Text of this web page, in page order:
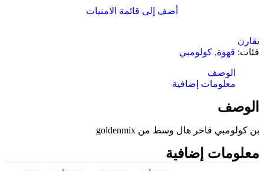
أضف إلى قائمة الامنيات
يقارن
فئات: قهوة, كولومبي
الوصف
معلومات إضافية
الوصف
بن كولومبي فاخر هال وسط من
معلومات إضافية